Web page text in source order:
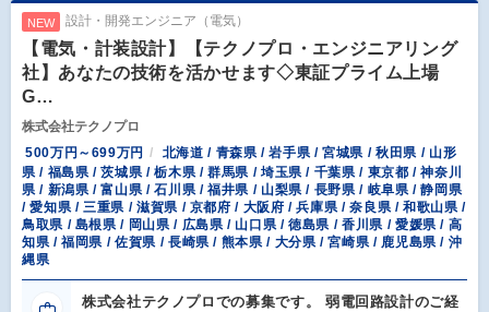
NEW 設計・開発エンジニア（電気）
【電気・計装設計】【テクノプロ・エンジニアリング
社】あなたの技術を活かせます◇東証プライム上場
G…
株式会社テクノプロ
500万円～699万円
北海道 / 青森県 / 岩手県 / 宮城県 / 秋田県 / 山形
県 / 福島県 / 茨城県 / 栃木県 / 群馬県 / 埼玉県 / 千葉県 / 東京都 / 神奈川
県 / 新潟県 / 富山県 / 石川県 / 福井県 / 山梨県 / 長野県 / 岐阜県 / 静岡県
/ 愛知県 / 三重県 / 滋賀県 / 京都府 / 大阪府 / 兵庫県 / 奈良県 / 和歌山県 /
鳥取県 / 島根県 / 岡山県 / 広島県 / 山口県 / 徳島県 / 香川県 / 愛媛県 / 高
知県 / 福岡県 / 佐賀県 / 長崎県 / 熊本県 / 大分県 / 宮崎県 / 鹿児島県 / 沖
縄県
株式会社テクノプロでの募集です。 弱電回路設計のご経